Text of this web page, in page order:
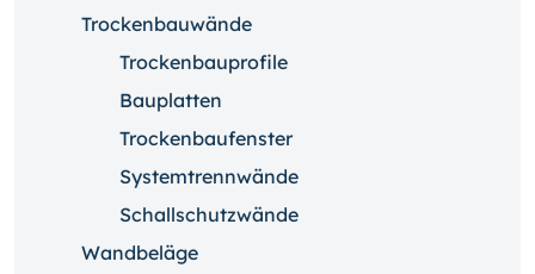
Trockenbauwände
Trockenbauprofile
Bauplatten
Trockenbaufenster
Systemtrennwände
Schallschutzwände
Wandbeläge